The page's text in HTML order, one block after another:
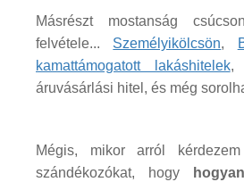
Másrészt mostanság
felvétele... Személyikölcsön,
kamattámogatott lakáshitelek
áruvásárlási hitel, és még
Mégis, mikor arról
szándékozókat, hogy